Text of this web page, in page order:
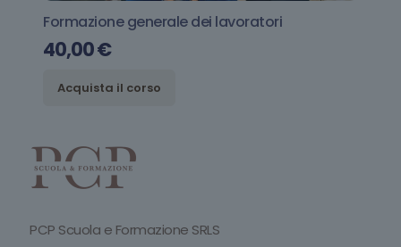
Formazione generale dei lavoratori
40,00€
Acquista il corso
PCP Scuola e Formazione SRLS